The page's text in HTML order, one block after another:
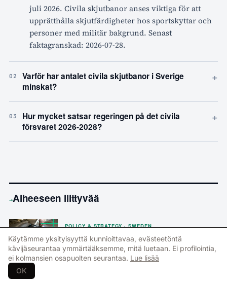
juli 2026. Civila skjutbanor anses viktiga för att
upprätthålla skjutfärdigheter hos sportskyttar och
personer med militär bakgrund. Senast
faktagranskad: 2026-07-28.
02
Varför har antalet civila skjutbanor i Sverige
minskat?
+
03
Hur mycket satsar regeringen på det civila
försvaret 2026-2028?
+
→Aiheeseen liittyvää
POLICY & STRATEGY · SWEDEN
Hallitus hyväksyy Ruotsin ensimmäisen
kansallisen huoltovarmuusstrategian
Käytämme yksityisyyttä kunnioittavaa, evästeetöntä
kävijäseurantaa ymmärtääksemme, mitä luetaan. Ei profilointia,
ei kolmansien osapuolten seurantaa. Lue lisää
OK